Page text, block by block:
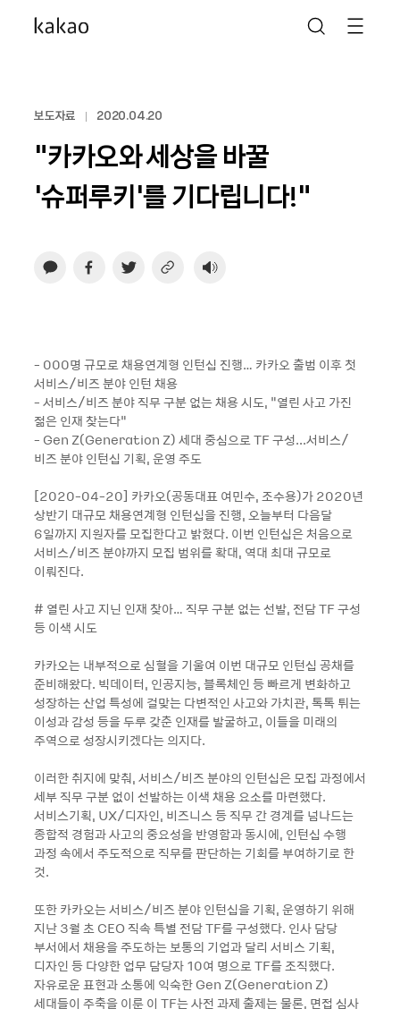
보도자료 2020.04.20
“카카오와 세상을 바꿀
‘슈퍼루키’를 기다립니다!”
- 000명 규모로 채용연계형 인턴십 진행… 카카오 출범 이후 첫
서비스/비즈 분야 인턴 채용
- 서비스/비즈 분야 직무 구분 없는 채용 시도, “열린 사고 가진
젊은 인재 찾는다”
- Gen Z(Generation Z) 세대 중심으로 TF 구성...서비스/
비즈 분야 인턴십 기획, 운영 주도
[2020-04-20] 카카오(공동대표 여민수, 조수용)가 2020년
상반기 대규모 채용연계형 인턴십을 진행, 오늘부터 다음달
6일까지 지원자를 모집한다고 밝혔다. 이번 인턴십은 처음으로
서비스/비즈 분야까지 모집 범위를 확대, 역대 최대 규모로
이뤄진다.
# 열린 사고 지닌 인재 찾아… 직무 구분 없는 선발, 전담 TF 구성
등 이색 시도
카카오는 내부적으로 심혈을 기울여 이번 대규모 인턴십 공채를
준비해왔다. 빅데이터, 인공지능, 블록체인 등 빠르게 변화하고
성장하는 산업 특성에 걸맞는 다변적인 사고와 가치관, 톡톡 튀는
이성과 감성 등을 두루 갖춘 인재를 발굴하고, 이들을 미래의
주역으로 성장시키겠다는 의지다.
이러한 취지에 맞춰, 서비스/비즈 분야의 인턴십은 모집 과정에서
세부 직무 구분 없이 선발하는 이색 채용 요소를 마련했다.
서비스기획, UX/디자인, 비즈니스 등 직무 간 경계를 넘나드는
종합적 경험과 사고의 중요성을 반영함과 동시에, 인턴십 수행
과정 속에서 주도적으로 직무를 판단하는 기회를 부여하기로 한
것.
또한 카카오는 서비스/비즈 분야 인턴십을 기획, 운영하기 위해
지난 3월 초 CEO 직속 특별 전담 TF를 구성했다. 인사 담당
부서에서 채용을 주도하는 보통의 기업과 달리 서비스 기획,
디자인 등 다양한 업무 담당자 10여 명으로 TF를 조직했다.
자유로운 표현과 소통에 익숙한 Gen Z(Generation Z)
세대들이 주축을 이룬 이 TF는 사전 과제 출제는 물론, 면접 심사